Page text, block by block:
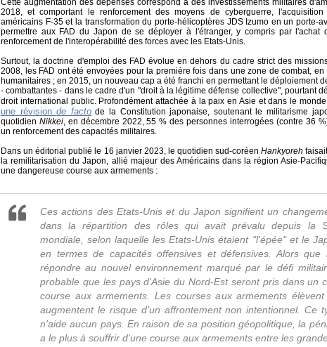
Cette augmentation des dépenses correspond à des investissements militaires
2018, et comportant le renforcement des moyens de cyberguerre,
américains F-35 et la transformation du porte-hélicoptères JDS Izumo en un porte-
permettre aux FAD du Japon de se déployer à l'étranger, y compris par l'achat
renforcement de l'interopérabilité des forces avec les Etats-Unis.
Surtout, la doctrine d'emploi des FAD évolue en dehors du cadre strict des
2008, les FAD ont été envoyées pour la première fois dans une zone de combat,
humanitaires ; en 2015, un nouveau cap a été franchi en permettant le déploiement
- combattantes - dans le cadre d'un "droit à la légitime défense collective", pourtant
droit international public. Profondément attachée à la paix en Asie et dans le
une révisionde factode la Constitution japonaise, soutenant le militarisme
quotidien Nikkei, en décembre 2022, 55 % des personnes interrogées (contre 36
un renforcement des capacités militaires.
Dans un éditorial publié le 16 janvier 2023, le quotidien sud-coréenHankyoreh
la remilitarisation du Japon, allié majeur des Américains dans la région Asie-
une dangereuse course aux armements :
Ces actions des Etats-Unis et du Japon signifient un
dans la répartition des rôles qui avait prévalu depuis la
mondiale, selon laquelle les Etats-Unis étaient "l'épée" et le
en termes de capacités offensives et défensives. Alors que
répondre au nouvel environnement marqué par le défi
probable que les pays d'Asie du Nord-Est seront pris dans un
course aux armements. Les courses aux armements
augmentent le risque d'un affrontement non intentionnel. Ce
n'aide aucun pays. En raison de sa position géopolitique, la
a le plus à souffrir d'une course aux armements entre les